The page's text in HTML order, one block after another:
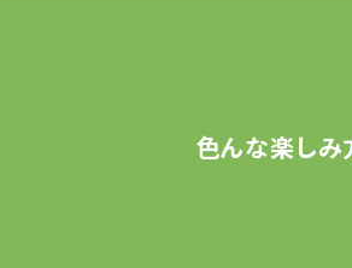
色んな楽しみ